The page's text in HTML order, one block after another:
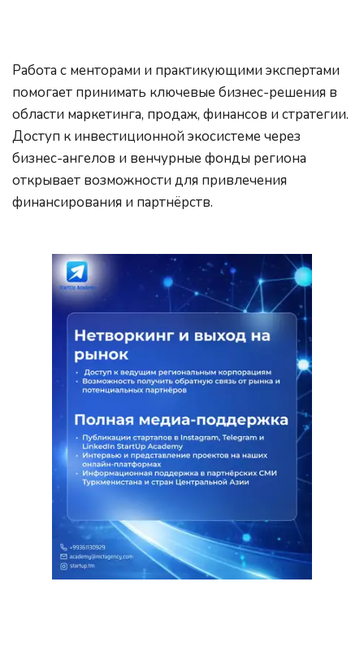
Работа с менторами и практикующими экспертами
помогает принимать ключевые бизнес-решения в
области маркетинга, продаж, финансов и стратегии.
Доступ к инвестиционной экосистеме через
бизнес-ангелов и венчурные фонды региона
открывает возможности для привлечения
финансирования и партнёрств.